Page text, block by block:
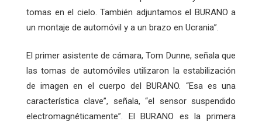
tomas en el cielo. También adjuntamos el BURANO a
un montaje de automóvil y a un brazo en Ucrania”.
El primer asistente de cámara, Tom Dunne, señala que
las tomas de automóviles utilizaron la estabilización
de imagen en el cuerpo del BURANO. “Esa es una
característica clave”, señala, “el sensor suspendido
electromagnéticamente”. El BURANO es la primera